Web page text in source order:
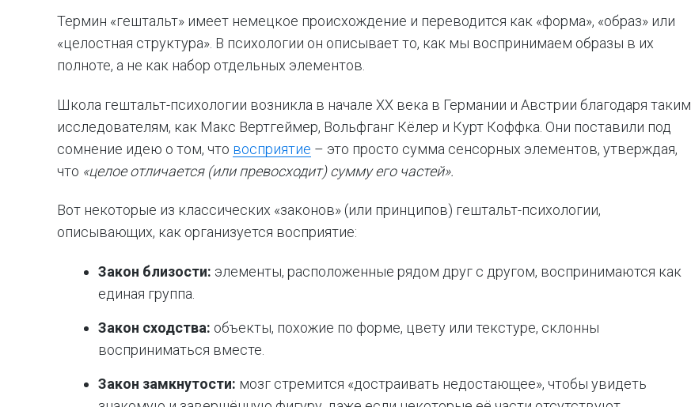
Термин «гештальт» имеет немецкое происхождение и переводится как «форма», «образ» или
«целостная структура». В психологии он описывает то, как мы воспринимаем образы в их
полноте, а не как набор отдельных элементов.
Школа гештальт-психологии возникла в начале XX века в Германии и Австрии благодаря таким
исследователям, как Макс Вертгеймер, Вольфганг Кёлер и Курт Коффка. Они поставили под
сомнение идею о том, что восприятие – это просто сумма сенсорных элементов, утверждая,
что «целое отличается (или превосходит) сумму его частей».
Вот некоторые из классических «законов» (или принципов) гештальт-психологии,
описывающих, как организуется восприятие:
Закон близости: элементы, расположенные рядом друг с другом, воспринимаются как
единая группа.
Закон сходства: объекты, похожие по форме, цвету или текстуре, склонны
восприниматься вместе.
Закон замкнутости: мозг стремится «достраивать недостающее», чтобы увидеть